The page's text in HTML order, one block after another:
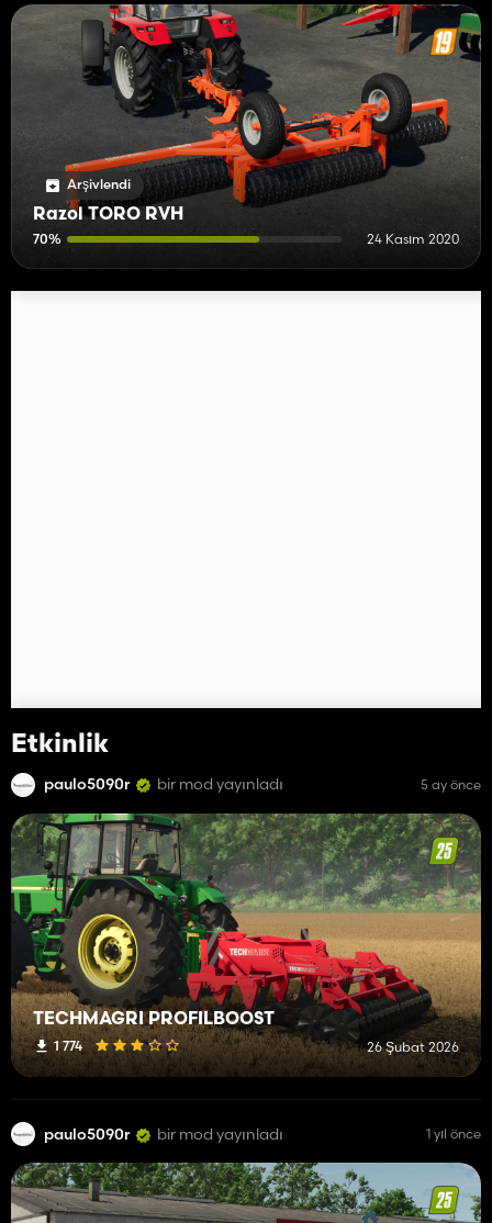
Arşivlendi
Razol TORO RVH
70% 24 Kasım 2020
Etkinlik
paulo5090r bir mod yayınladı 5 ay önce
TECHMAGRI PROFILBOOST
1 774 26 Şubat 2026
paulo5090r bir mod yayınladı 1 yıl önce